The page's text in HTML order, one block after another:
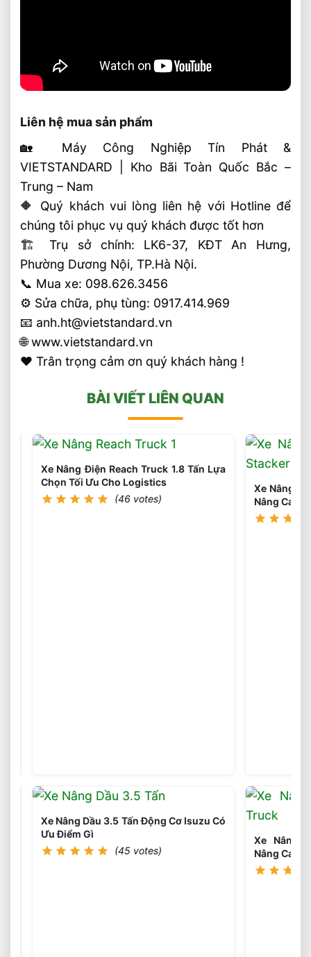
Liên hệ mua sản phẩm
🏡 Máy Công Nghiệp Tín Phát &
VIETSTANDARD | Kho Bãi Toàn Quốc Bắc –
Trung – Nam
🔶 Quý khách vui lòng liên hệ với Hotline để
chúng tôi phục vụ quý khách được tốt hơn
🏗 Trụ sở chính: LK6-37, KĐT An Hưng,
Phường Dương Nội, TP.Hà Nội.
📞 Mua xe: 098.626.3456
⚙️ Sửa chữa, phụ tùng: 0917.414.969
📧 anh.ht@vietstandard.vn
🌐 www.vietstandard.vn
❤️ Trân trọng cảm ơn quý khách hàng !
BÀI VIẾT LIÊN QUAN
Ưu
Nhất
Xe Nâng Điện Reach Truck 1.8 Tấn Lựa
Chọn Tối Ưu Cho Logistics
(46 votes)
Xe Nâng Dầu 3.5 Tấn Động Cơ Isuzu Có
Ưu Điểm Gì
(45 votes)
Xe Nâng
Nâng Cao
Xe Nâng
Nâng Cao